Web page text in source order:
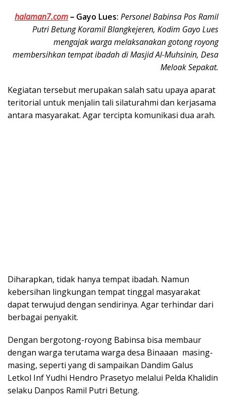
halaman7.com– Gayo Lues: Personel Babinsa Pos Ramil
Putri Betung Koramil Blangkejeren, Kodim Gayo Lues
mengajak warga melaksanakan gotong royong
membersihkan tempat ibadah di Masjid Al-Muhsinin, Desa
Meloak Sepakat.
Kegiatan tersebut merupakan salah satu upaya aparat
teritorial untuk menjalin tali silaturahmi dan kerjasama
antara masyarakat. Agar tercipta komunikasi dua arah.
Diharapkan, tidak hanya tempat ibadah. Namun
kebersihan lingkungan tempat tinggal masyarakat
dapat terwujud dengan sendirinya. Agar terhindar dari
berbagai penyakit.
Dengan bergotong-royong Babinsa bisa membaur
dengan warga terutama warga desa Binaaan masing-
masing, seperti yang di sampaikan Dandim Galus
Letkol Inf Yudhi Hendro Prasetyo melalui Pelda Khalidin
selaku Danpos Ramil Putri Betung.